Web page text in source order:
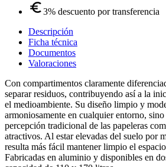
3% descuento por transferencia
Descripción
Ficha técnica
Documentos
Valoraciones
Con compartimentos claramente
separar residuos, contribuyendo así a la
el medioambiente. Su diseño limpio y
armoniosamente en cualquier entorno,
percepción tradicional de las papeleras
atractivos. Al estar elevadas del suelo por
resulta más fácil mantener limpio el
Fabricadas en aluminio y disponibles en